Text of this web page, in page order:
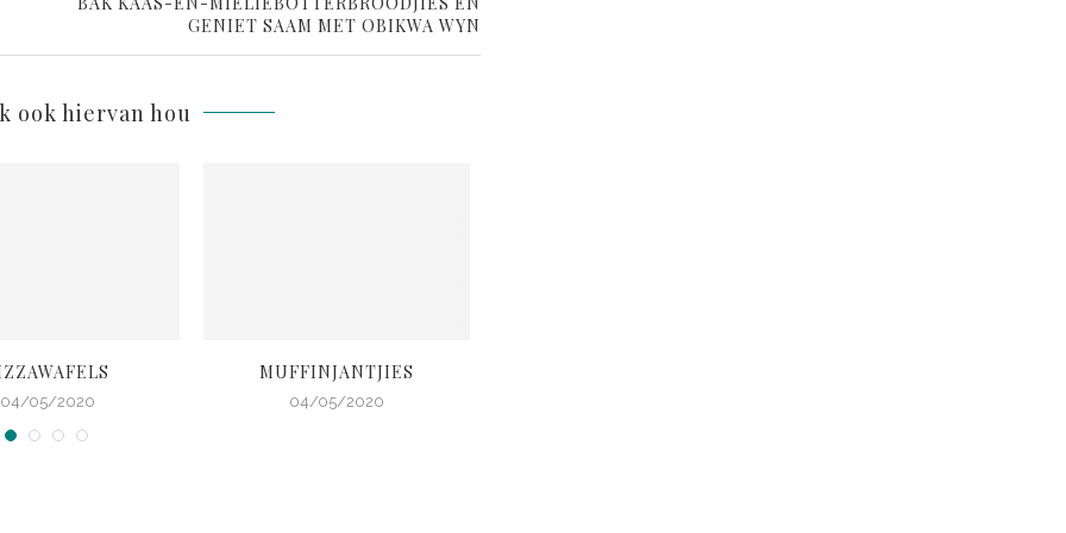
GENIET SAAM MET OBIKWA WYN
ook hiervan hou
04/05/2020
MUFFINJANTJIES
04/05/2020